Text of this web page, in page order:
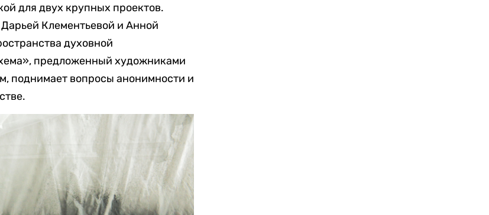
для двух крупных проектов.
Клементьевой и Анной
духовной
предложенный художниками
поднимает вопросы анонимности и